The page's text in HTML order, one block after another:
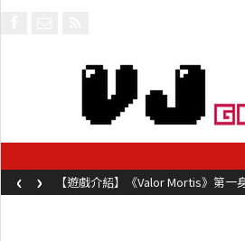
【遊戲介紹】《Valor Mortis》第
槍械劍與魔法殺敵
‹ ›